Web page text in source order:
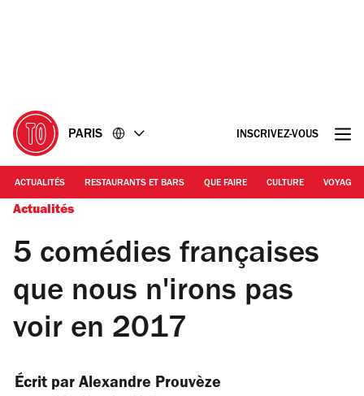
PARIS INSCRIVEZ-VOUS
ACTUALITÉS RESTAURANTS ET BARS QUE FAIRE CULTURE VOYAGE
Actualités
5 comédies françaises
que nous n'irons pas
voir en 2017
Écrit par Alexandre Prouvèze